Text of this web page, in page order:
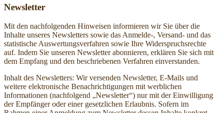
Newsletter
Mit den nachfolgenden Hinweisen informieren wir Sie über die
Inhalte unseres Newsletters sowie das Anmelde-, Versand- und das
statistische Auswertungsverfahren sowie Ihre Widerspruchsrechte
auf. Indem Sie unseren Newsletter abonnieren, erklären Sie sich mit
dem Empfang und den beschriebenen Verfahren einverstanden.
Inhalt des Newsletters: Wir versenden Newsletter, E-Mails und
weitere elektronische Benachrichtigungen mit werblichen
Informationen (nachfolgend „Newsletter“) nur mit der Einwilligung
der Empfänger oder einer gesetzlichen Erlaubnis. Sofern im